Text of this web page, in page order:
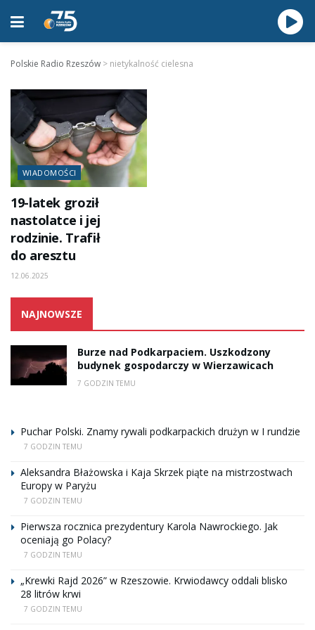
Polskie Radio Rzeszów > nietykalność cielesna
WIADOMOŚCI
19-latek groził
nastolatce i jej
rodzinie. Trafił
do aresztu
12.06.2025
NAJNOWSZE
Burze nad Podkarpaciem. Uszkodzony
budynek gospodarczy w Wierzawicach
7 GODZIN TEMU
Puchar Polski. Znamy rywali podkarpackich drużyn w I rundzie
7 GODZIN TEMU
Aleksandra Błażowska i Kaja Skrzek piąte na mistrzostwach
Europy w Paryżu
7 GODZIN TEMU
Pierwsza rocznica prezydentury Karola Nawrockiego. Jak
oceniają go Polacy?
7 GODZIN TEMU
„Krewki Rajd 2026” w Rzeszowie. Krwiodawcy oddali blisko
28 litrów krwi
7 GODZIN TEMU